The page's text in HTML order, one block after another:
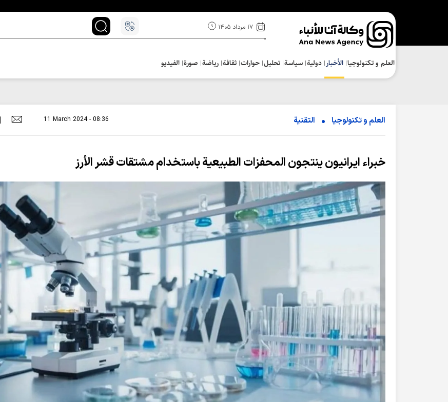
۱۷ مرداد ۱۴۰۵
العلم و تکنولوجیا الأخبار دولية سياسة تحلیل حوارات ثقافة رياضة صورة الفيديو
العلم و تکنولوجیا التقنیة 11 March 2024 - 08:36
خبراء ايرانيون ينتجون المحفزات الطبيعية باستخدام مشتقات قشر الأرز